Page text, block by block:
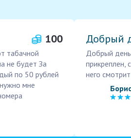
100
табачной
не будет За
по 50 рублей
мне
Добрый
Добрый
прикреплен,
него